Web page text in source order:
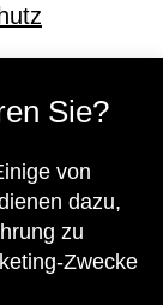
Sie?
von
dazu,
zu
Zwecke